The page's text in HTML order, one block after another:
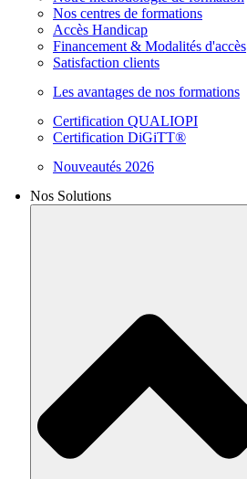
Nos centres de formations
Accès Handicap
Financement & Modalités d'accès
Satisfaction clients
Les avantages de nos formations
Certification QUALIOPI
Certification DiGiTT®
Nouveautés 2026
Nos Solutions